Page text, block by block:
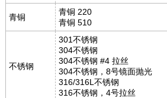
青铜
青铜 220
青铜 510
不锈钢
301不锈钢
304不锈钢
304不锈钢 #4 拉丝
304不锈钢，8号镜面抛光
316/316L不锈钢
316不锈钢，4号拉丝